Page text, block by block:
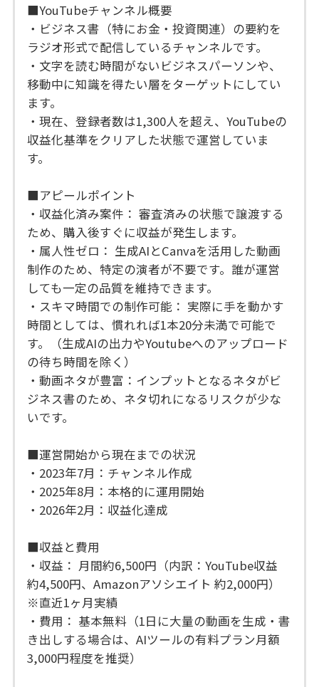
■YouTubeチャンネル概要
・ビジネス書（特にお金・投資関連）の要約を
ラジオ形式で配信しているチャンネルです。
・文字を読む時間がないビジネスパーソンや、
移動中に知識を得たい層をターゲットにしてい
ます。
・現在、登録者数は1,300人を超え、YouTubeの
収益化基準をクリアした状態で運営していま
す。
■アピールポイント
・収益化済み案件： 審査済みの状態で譲渡する
ため、購入後すぐに収益が発生します。
・属人性ゼロ： 生成AIとCanvaを活用した動画
制作のため、特定の演者が不要です。誰が運営
しても一定の品質を維持できます。
・スキマ時間での制作可能： 実際に手を動かす
時間としては、慣れれば1本20分未満で可能で
す。（生成AIの出力やYoutubeへのアップロード
の待ち時間を除く）
・動画ネタが豊富：インプットとなるネタがビ
ジネス書のため、ネタ切れになるリスクが少な
いです。
■運営開始から現在までの状況
・2023年7月：チャンネル作成
・2025年8月：本格的に運用開始
・2026年2月：収益化達成
■収益と費用
・収益： 月間約6,500円（内訳：YouTube収益
約4,500円、Amazonアソシエイト 約2,000円）
※直近1ヶ月実績
・費用： 基本無料（1日に大量の動画を生成・書
き出しする場合は、AIツールの有料プラン月額
3,000円程度を推奨）